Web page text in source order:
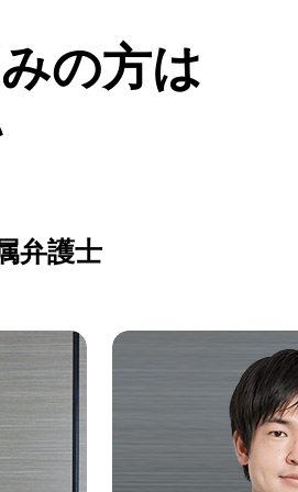
の方は
弁護士